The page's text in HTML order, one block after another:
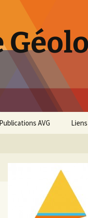
Publications AVG
Diaporama Exposition
minéralogique AVG 2016